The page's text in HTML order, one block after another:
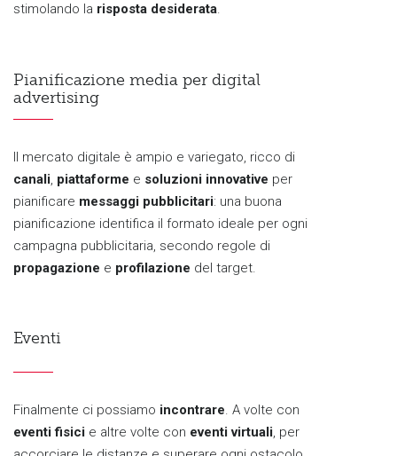
stimolando la risposta desiderata.
Pianificazione media per digital
advertising
Il mercato digitale è ampio e variegato, ricco di
canali, piattaforme e soluzioni innovative per
pianificare messaggi pubblicitari: una buona
pianificazione identifica il formato ideale per ogni
campagna pubblicitaria, secondo regole di
propagazione e profilazione del target.
Eventi
Finalmente ci possiamo incontrare. A volte con
eventi fisici e altre volte con eventi virtuali, per